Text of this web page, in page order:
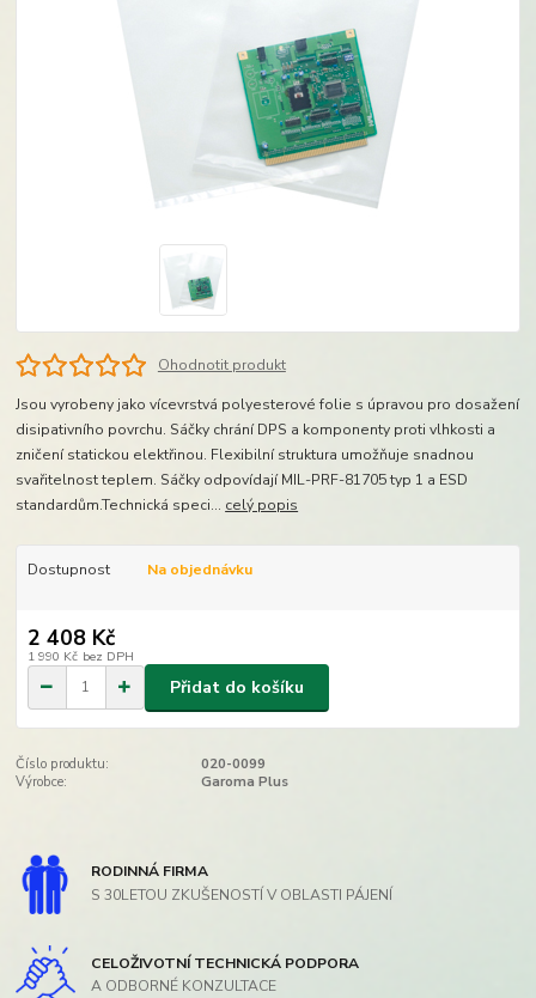
Ohodnotit produkt
Jsou vyrobeny jako vícevrstvá polyesterové folie s úpravou pro dosažení
disipativního povrchu. Sáčky chrání DPS a komponenty proti vlhkosti a
zničení statickou elektřinou. Flexibilní struktura umožňuje snadnou
svařitelnost teplem. Sáčky odpovídají MIL-PRF-81705 typ 1 a ESD
standardům.Technická speci... celý popis
Dostupnost Na objednávku
2 408 Kč
1 990 Kč bez DPH
Přidat do košíku
Číslo produktu:
020-0099
Výrobce:
Garoma Plus
RODINNÁ FIRMA
S 30LETOU ZKUŠENOSTÍ V OBLASTI PÁJENÍ
CELOŽIVOTNÍ TECHNICKÁ PODPORA
A ODBORNÉ KONZULTACE